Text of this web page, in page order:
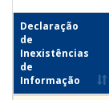
Declaração
de
Inexistências
de
Informação